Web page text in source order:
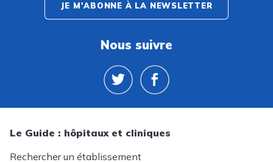
JE M'ABONNE À LA NEWSLETTER
Nous suivre
Le Guide : hôpitaux et cliniques
Rechercher un établissement